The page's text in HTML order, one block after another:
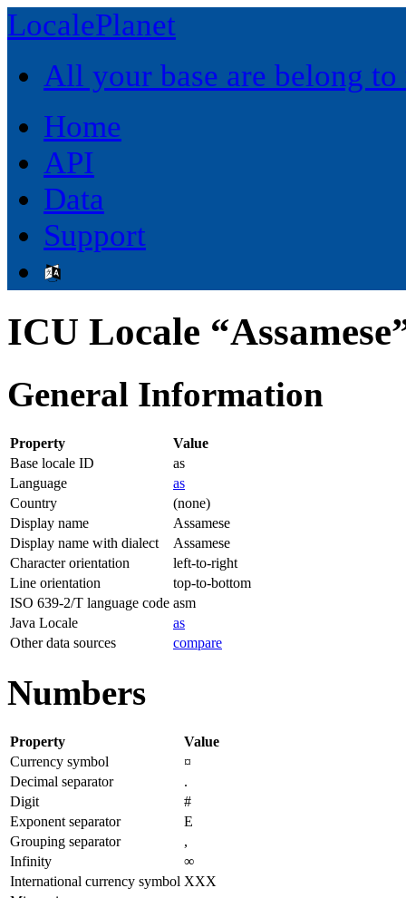
LocalePlanet
All your base are belong to
Home
API
Data
Support
ICU Locale
General Information
Property
Value
Base locale ID
as
Language
as
Country
(none)
Display name
Assamese
Display name with dialect
Assamese
Character orientation
left-to-right
Line orientation
top-to-bottom
ISO 639-2/T language code asm
Java Locale
as
Other data sources
compare
Numbers
Property
Value
Currency symbol
¤
Decimal separator
.
Digit
#
Exponent separator
E
Grouping separator
,
Infinity
∞
International currency symbol XXX